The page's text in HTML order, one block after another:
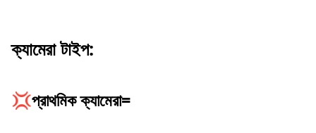
ক্যামেরা টাইপ:
💢প্রাথমিক ক্যামেরা=